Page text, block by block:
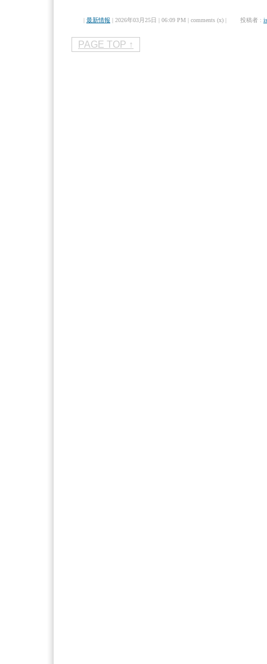
| 最新情報 | 2026年03月25日 | 06:09 PM | comments (x) | 投稿者 :
PAGE TOP ↑